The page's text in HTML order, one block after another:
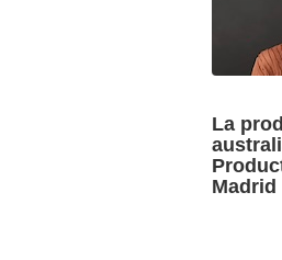
La
Madrid